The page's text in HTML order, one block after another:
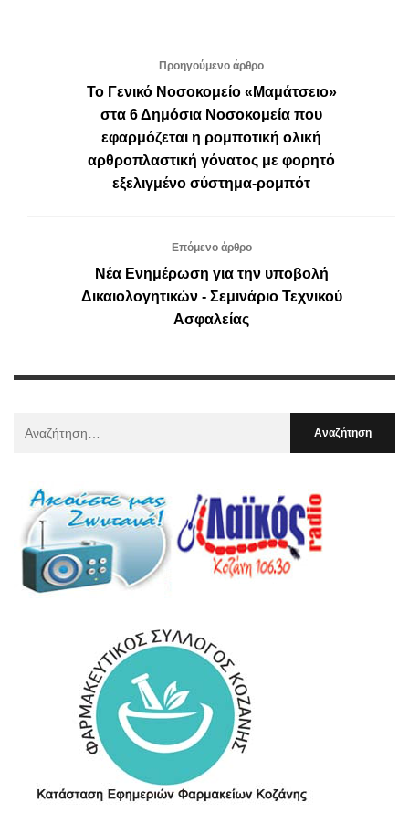
Προηγούμενο άρθρο
Το Γενικό Νοσοκομείο «Μαμάτσειο»
στα 6 Δημόσια Νοσοκομεία που
εφαρμόζεται η ρομποτική ολική
αρθροπλαστική γόνατος με φορητό
εξελιγμένο σύστημα-ρομπότ
Επόμενο άρθρο
Νέα Ενημέρωση για την υποβολή
Δικαιολογητικών - Σεμινάριο Τεχνικού
Ασφαλείας